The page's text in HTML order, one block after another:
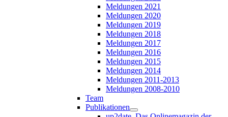
Meldungen 2021
Meldungen 2020
Meldungen 2019
Meldungen 2018
Meldungen 2017
Meldungen 2016
Meldungen 2015
Meldungen 2014
Meldungen 2011-2013
Meldungen 2008-2010
Team
Publikationen